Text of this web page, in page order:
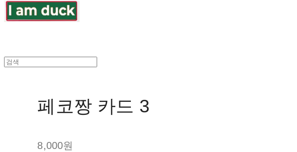
페코짱 카드 3
8,000원